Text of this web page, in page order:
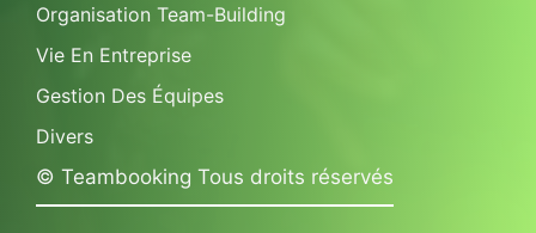
Organisation Team-Building
Vie En Entreprise
Gestion Des Équipes
Divers
© Teambooking Tous droits réservés